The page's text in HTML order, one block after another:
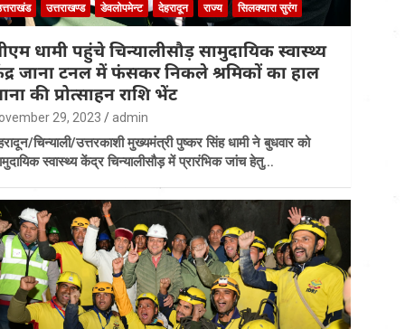
उत्तराखण्ड डेवलोपमेन्ट देहरादून राज्य सिलक्यारा सुरंग
धामी पहुंचे चिन्यालीसौड़ सामुदायिक स्वास्थ्य
जाना टनल में फंसकर निकले श्रमिकों का हाल
की प्रोत्साहन राशि भेंट
29, 2023 admin
चिन्याली/उत्तरकाशी मुख्यमंत्री पुष्कर सिंह धामी ने बुधवार को
स्वास्थ्य केंद्र चिन्यालीसौड़ में प्रारंभिक जांच हेतु…